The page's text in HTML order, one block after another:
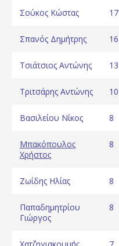
Σούκος Κώστας 17
Σπανός Δημήτρης 16
Τσιάτσιος Αντώνης 13
Τριτσάρης Αντώνης 10
Βασιλείου Νίκος 8
Μπακόπουλος
Χρήστος
8
Ζωίδης Ηλίας 8
Παπαδημητρίου
Γιώργος
8